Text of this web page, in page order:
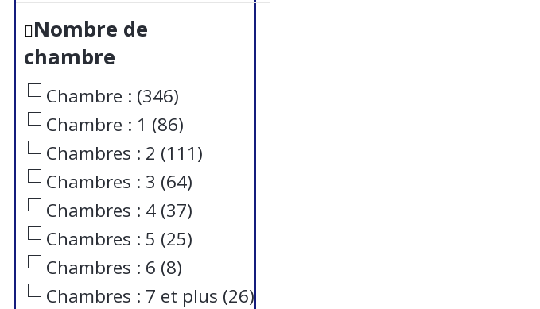
Nombre de
chambre
Chambre : (346)
Chambre : 1 (86)
Chambres : 2 (111)
Chambres : 3 (64)
Chambres : 4 (37)
Chambres : 5 (25)
Chambres : 6 (8)
Chambres : 7 et plus (26)